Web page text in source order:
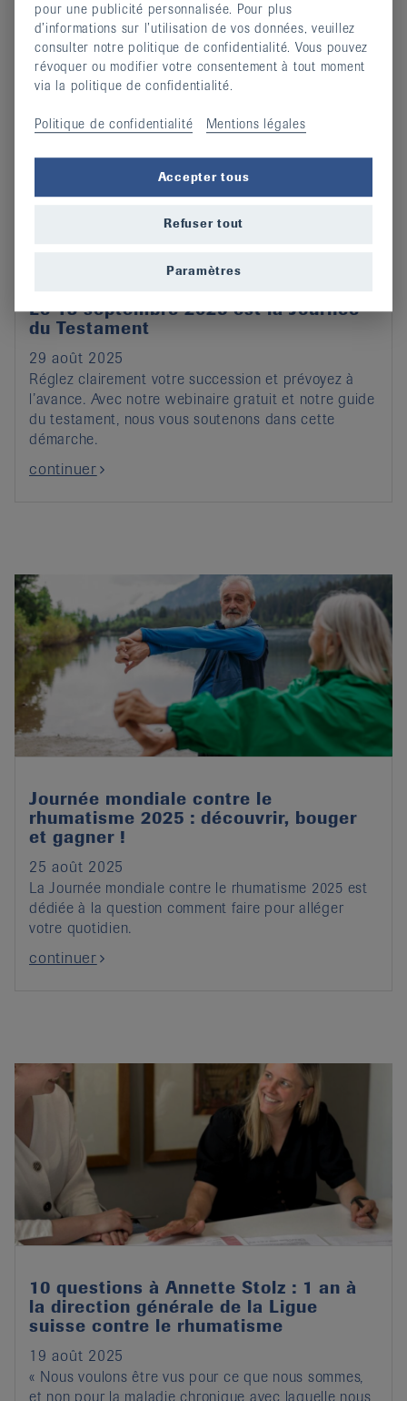
Le 13 septembre 2025 est la Journée
du Testament
29 août 2025
Réglez clairement votre succession et prévoyez à
l’avance. Avec notre webinaire gratuit et notre guide
du testament, nous vous soutenons dans cette
démarche.
continuer
Journée mondiale contre le
rhumatisme 2025 : découvrir, bouger
et gagner !
25 août 2025
La Journée mondiale contre le rhumatisme 2025 est
dédiée à la question comment faire pour alléger
votre quotidien.
continuer
10 questions à Annette Stolz : 1 an à
la direction générale de la Ligue
suisse contre le rhumatisme
19 août 2025
« Nous voulons être vus pour ce que nous sommes,
et non pour la maladie chronique avec laquelle nous
pour une publicité personnalisée. Pour plus
d’informations sur l’utilisation de vos données, veuillez
consulter notre politique de confidentialité. Vous pouvez
révoquer ou modifier votre consentement à tout moment
via la politique de confidentialité.
Politique de confidentialité Mentions légales
Accepter tous
Refuser tout
Paramètres